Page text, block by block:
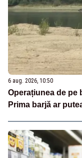
6 aug. 2026, 10:50
Operațiunea de pe
Prima barjă ar